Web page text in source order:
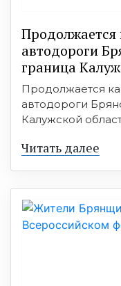
Продолжается
автодороги
граница
Продолжается
автодороги
Калужской
Читать далее